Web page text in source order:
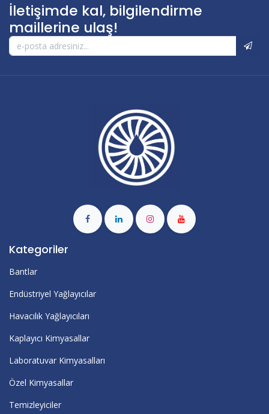
İletişimde kal, bilgilendirme
maillerine ulaş!
Kategoriler
Bantlar
Endüstriyel Yağlayıcılar
Havacılık Yağlayıcıları
Kaplayıcı Kimyasallar
Laboratuvar Kimyasalları
Özel Kimyasallar
Temizleyiciler